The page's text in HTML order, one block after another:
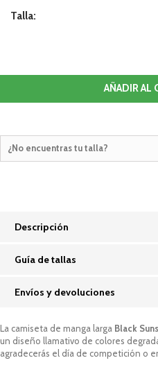
Talla:
AÑADIR AL
¿No encuentras tu talla?
Descripción
Guía de tallas
Envíos y devoluciones
La camiseta de manga larga Black
un diseño llamativo de colores
agradecerás el día de competición o